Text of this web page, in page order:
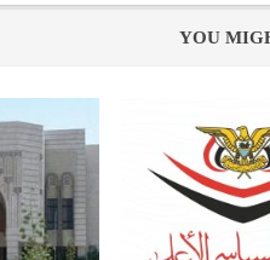
YOU